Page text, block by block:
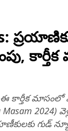
కార్తీక మాసంలో
2024)
గుడ్